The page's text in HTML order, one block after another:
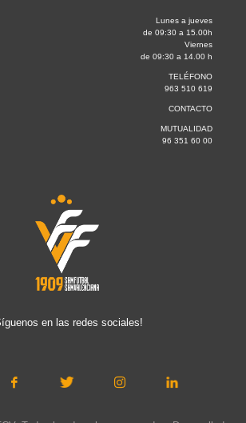
Lunes a jueves
de 09:30 a 15.00h
Viernes
de 09:30 a 14.00 h
TELÉFONO
963 510 619
CONTACTO
MUTUALIDAD
96 351 60 00
en las redes sociales!